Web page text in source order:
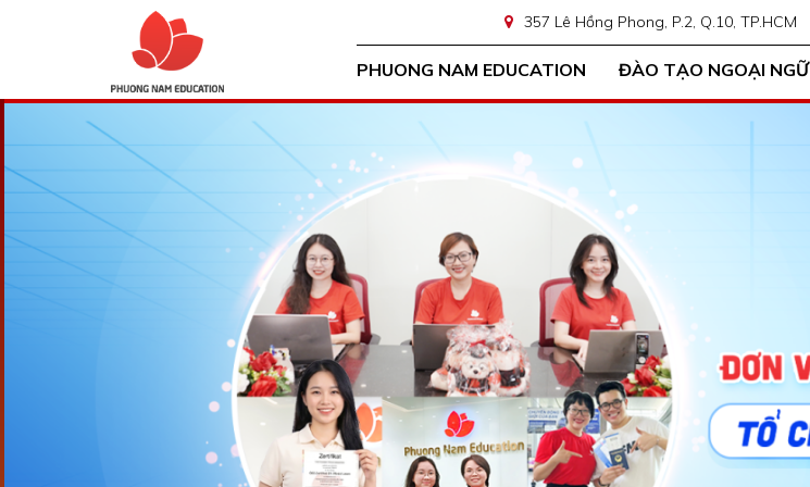
357 Lê Hồng Phong, P.2, Q.10, TP.HCM
PHUONG NAM EDUCATION ĐÀO TẠO NGOẠI NGỮ